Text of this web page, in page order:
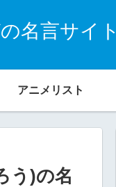
名言サイト
アニメリスト
う)の名